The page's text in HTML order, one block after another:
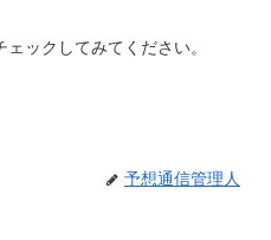
ックしてみてください。
予想通信管理人